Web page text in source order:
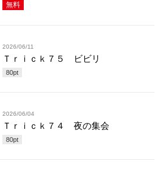
無料
2026/06/11
Ｔｒｉｃｋ７５ ビビリ
80pt
2026/06/04
Ｔｒｉｃｋ７４ 夜の集会
80pt